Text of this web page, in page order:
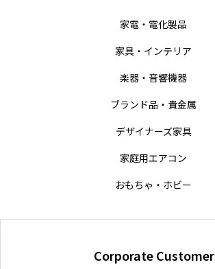
家電・電化製品
家具・インテリア
楽器・音響機器
ブランド品・貴金属
デザイナーズ家具
家庭用エアコン
おもちゃ・ホビー
Corporate Customer